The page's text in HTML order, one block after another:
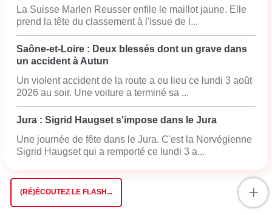
La Suisse Marlen Reusser enfile le maillot jaune. Elle
prend la tête du classement à l'issue de l...
Saône-et-Loire : Deux blessés dont un grave dans
un accident à Autun
Un violent accident de la route a eu lieu ce lundi 3 août
2026 au soir. Une voiture a terminé sa ...
Jura : Sigrid Haugset s'impose dans le Jura
Une journée de fête dans le Jura. C'est la Norvégienne
Sigrid Haugset qui a remporté ce lundi 3 a...
(RÉ)ÉCOUTEZ LE FLASH... +